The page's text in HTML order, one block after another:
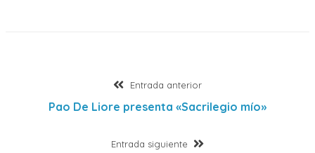
Entrada anteriorEntrada
anterior:
Pao De Liore presenta «Sacrilegio mío»
Entrada siguiente
Entrada